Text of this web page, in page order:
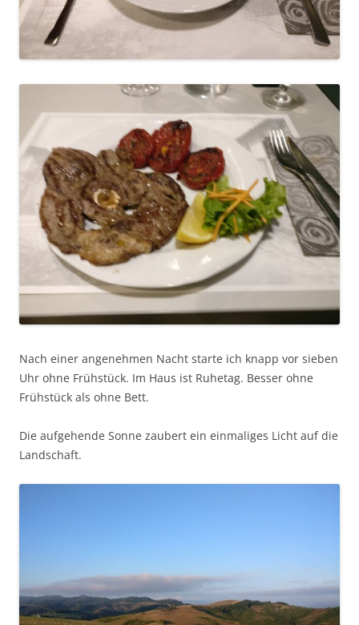
Nach einer angenehmen Nacht starte ich knapp vor sieben
Uhr ohne Frühstück. Im Haus ist Ruhetag. Besser ohne
Frühstück als ohne Bett.
Die aufgehende Sonne zaubert ein einmaliges Licht auf die
Landschaft.